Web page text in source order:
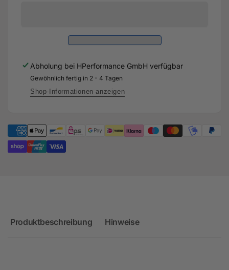
für
Federquerlenker
für
Audi
TTRS
8P
Arm
für
(hinten)
für
Audi
RS3
8P
Abholung bei HPerformance GmbH verfügbar
Gewöhnlich fertig in 2 - 4 Tagen
Shop-Informationen anzeigen
Produktbeschreibung Hinweise